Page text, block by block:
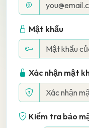
Mật khẩu
Xác nhận mật
Kiểm tra bảo